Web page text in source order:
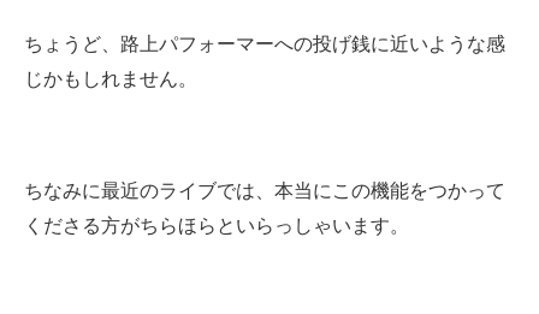
ちょうど、路上パフォーマーへの投げ銭に近いような感
じかもしれません。
ちなみに最近のライブでは、本当にこの機能をつかって
くださる方がちらほらといらっしゃいます。